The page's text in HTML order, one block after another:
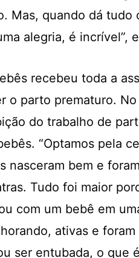
Mas, quando dá
alegria, é incrível”,
recebeu toda a
o parto prematuro.
do trabalho de
“Optamos pela
nasceram bem e
Tudo foi maior
com um bebê em
ativas e
ser entubada, o que